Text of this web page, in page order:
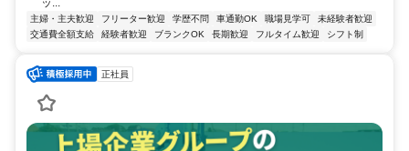
ッ...
主婦・主夫歓迎 フリーター歓迎 学歴不問 車通勤OK 職場見学可
未経験者歓迎
交通費全額支給
経験者歓迎 ブランクOK 長期歓迎 フルタイム歓迎 シフト制
正社員